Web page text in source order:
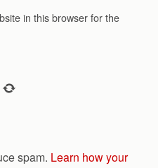
in this browser for the
spam. Learn how your